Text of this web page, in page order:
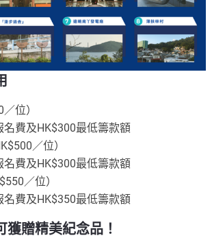
位）
名費及HK$300最低籌款額
／位）
名費及HK$300最低籌款額
／位）
名費及HK$350最低籌款額
獲贈精美紀念品！